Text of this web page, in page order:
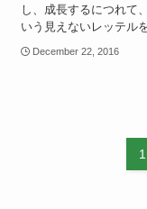
し、成長するにつれて
いう見えないレッテル
December 22, 2016
1